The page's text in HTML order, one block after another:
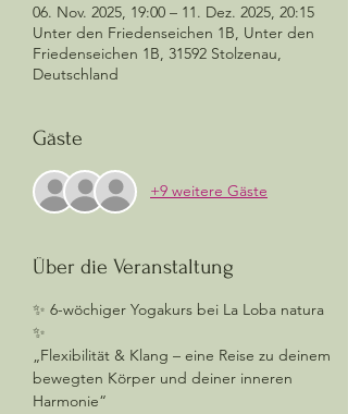
06. Nov. 2025, 19:00 – 11. Dez. 2025, 20:15
Unter den Friedenseichen 1B, Unter den
Friedenseichen 1B, 31592 Stolzenau,
Deutschland
Gäste
+9 weitere Gäste
Über die Veranstaltung
✨ 6-wöchiger Yogakurs bei La Loba natura
✨
„Flexibilität & Klang – eine Reise zu deinem
bewegten Körper und deiner inneren
Harmonie“